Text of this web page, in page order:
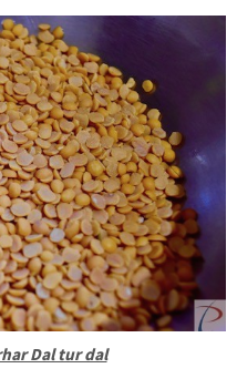
Dal tur dal